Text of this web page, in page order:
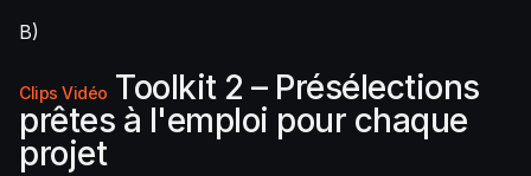
B)
Clips Vidéo Toolkit 2 – Présélections
prêtes à l'emploi pour chaque
projet